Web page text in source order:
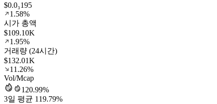
$0.0₃195
1.58%
시가 총액
$109.10K
1.95%
거래량 (24시간)
$132.01K
11.26%
Vol/Mcap
120.99%
3일 평균 119.79%